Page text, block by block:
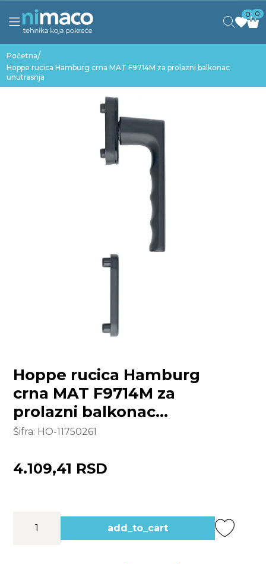
0 0
Početna/
Hoppe rucica Hamburg crna MAT F9714M za prolazni balkonac
unutrasnja
Hoppe rucica Hamburg
crna MAT F9714M za
prolazni balkonac
unutrasnja
Šifra: HO-11750261
4.109,41 RSD
add_to_cart